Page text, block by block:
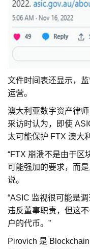
文件时间表还显示，
运营。
澳大利亚数字资产律
采访时认为，即使
太可能保护 FTX 澳大
“FTX 崩溃不是由于区
可能强加的要求，而
说。
“ASIC 监视很可能是
违反董事职责，但这
户的代币。”
Pirovich 是